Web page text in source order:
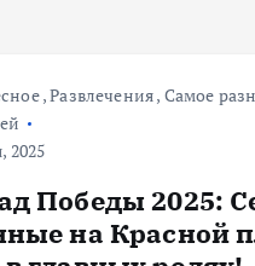
,Развлечения, Самое
2025
Победы 2025:
на Красной